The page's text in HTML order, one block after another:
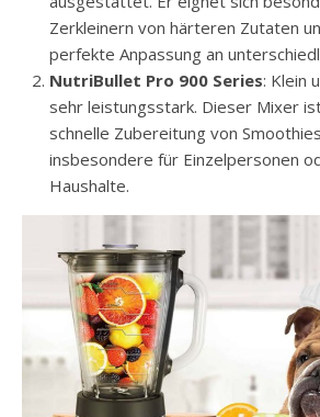
Zerkleinern von härteren Zutaten
perfekte Anpassung an
NutriBullet Pro 900 Series: Klein
sehr leistungsstark. Dieser Mixer
schnelle Zubereitung von
insbesondere für Einzelpersonen
Haushalte.